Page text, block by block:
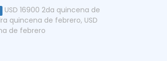
USD 16900 2da quincena de
quincena de febrero, USD
de febrero